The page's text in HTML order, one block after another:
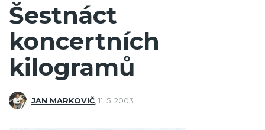
Šestnáct
koncertních
kilogramů
JAN MARKOVIČ 11. 5. 2003